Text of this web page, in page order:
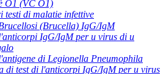
O1 (VC O1)
testi di malatie infettive
(Brucella) IgG/IgM
IgG/IgM per u virus di u
di Legionella Pneumophila
di test di l'anticorpi IgG/IgM per u virus